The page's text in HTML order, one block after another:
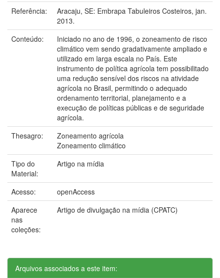
Referência:
Aracaju, SE: Embrapa Tabuleiros Costeiros, jan.
2013.
Conteúdo:
Iniciado no ano de 1996, o zoneamento de risco
climático vem sendo gradativamente ampliado e
utilizado em larga escala no País. Este
instrumento de política agrícola tem possibilitado
uma redução sensível dos riscos na atividade
agrícola no Brasil, permitindo o adequado
ordenamento territorial, planejamento e a
execução de políticas públicas e de seguridade
agrícola.
Thesagro:
Zoneamento agrícola
Zoneamento climático
Tipo do
Material:
Artigo na mídia
Acesso:
openAccess
Aparece
nas
coleções:
Artigo de divulgação na mídia (CPATC)
Arquivos associados a este item: